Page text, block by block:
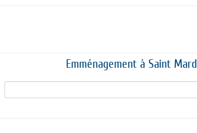
Emménagement à Saint Mard